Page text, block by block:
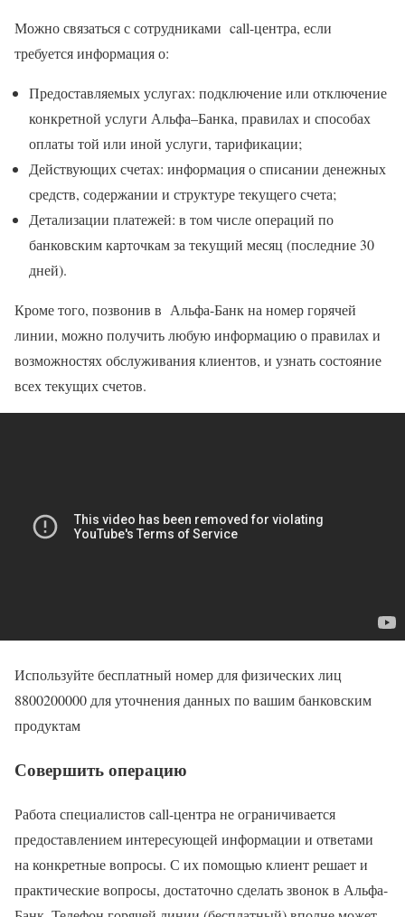
Можно связаться с сотрудниками call-центра, если
требуется информация о:
Предоставляемых услугах: подключение или отключение
конкретной услуги Альфа–Банка, правилах и способах
оплаты той или иной услуги, тарификации;
Действующих счетах: информация о списании денежных
средств, содержании и структуре текущего счета;
Детализации платежей: в том числе операций по
банковским карточкам за текущий месяц (последние 30
дней).
Кроме того, позвонив в Альфа-Банк на номер горячей
линии, можно получить любую информацию о правилах и
возможностях обслуживания клиентов, и узнать состояние
всех текущих счетов.
Используйте бесплатный номер для физических лиц
8800200000 для уточнения данных по вашим банковским
продуктам
Совершить операцию
Работа специалистов call-центра не ограничивается
предоставлением интересующей информации и ответами
на конкретные вопросы. С их помощью клиент решает и
практические вопросы, достаточно сделать звонок в Альфа-